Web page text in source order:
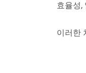
효율성,
이러한